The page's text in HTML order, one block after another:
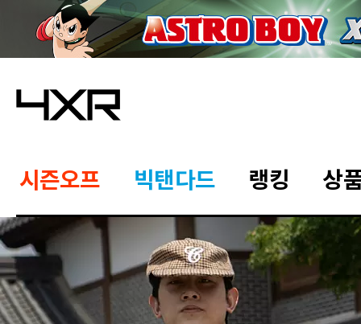
시즌오프 빅탠다드 랭킹 상